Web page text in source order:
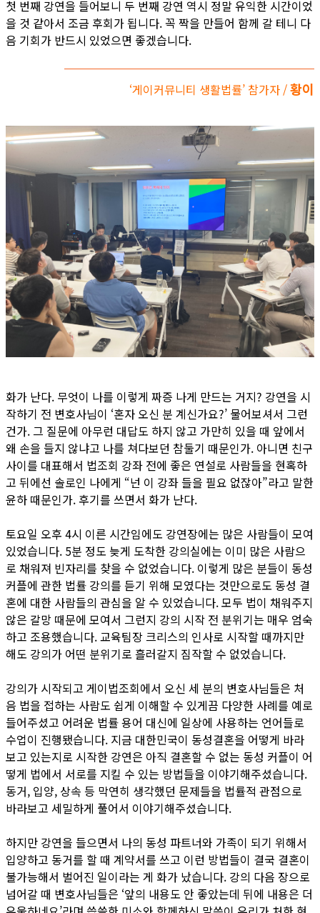
첫 번째 강연을 들어보니 두 번째 강연 역시 정말 유익한 시간이었
을 것 같아서 조금 후회가 됩니다. 꼭 짝을 만들어 함께 갈 테니 다
음 기회가 반드시 있었으면 좋겠습니다.
‘게이커뮤니티 생활법률’ 참가자 /황이
화가 난다. 무엇이 나를 이렇게 짜증 나게 만드는 거지? 강연을 시
작하기 전 변호사님이 ‘혼자 오신 분 계신가요?’ 물어보셔서 그런
건가. 그 질문에 아무런 대답도 하지 않고 가만히 있을 때 앞에서
왜 손을 들지 않냐고 나를 쳐다보던 참둘기 때문인가. 아니면 친구
사이를 대표해서 법조회 강좌 전에 좋은 연설로 사람들을 현혹하
고 뒤에선 솔로인 나에게 “넌 이 강좌 들을 필요 없잖아”라고 말한
윤하 때문인가. 후기를 쓰면서 화가 난다.
토요일 오후 4시 이른 시간임에도 강연장에는 많은 사람들이 모여
있었습니다. 5분 정도 늦게 도착한 강의실에는 이미 많은 사람으
로 채워져 빈자리를 찾을 수 없었습니다. 이렇게 많은 분들이 동성
커플에 관한 법률 강의를 듣기 위해 모였다는 것만으로도 동성 결
혼에 대한 사람들의 관심을 알 수 있었습니다. 모두 법이 채워주지
않은 갈망 때문에 모여서 그런지 강의 시작 전 분위기는 매우 엄숙
하고 조용했습니다. 교육팀장 크리스의 인사로 시작할 때까지만
해도 강의가 어떤 분위기로 흘러갈지 짐작할 수 없었습니다.
강의가 시작되고 게이법조회에서 오신 세 분의 변호사님들은 처
음 법을 접하는 사람도 쉽게 이해할 수 있게끔 다양한 사례를 예로
들어주셨고 어려운 법률 용어 대신에 일상에 사용하는 언어들로
수업이 진행됐습니다. 지금 대한민국이 동성결혼을 어떻게 바라
보고 있는지로 시작한 강연은 아직 결혼할 수 없는 동성 커플이 어
떻게 법에서 서로를 지킬 수 있는 방법들을 이야기해주셨습니다.
동거, 입양, 상속 등 막연히 생각했던 문제들을 법률적 관점으로
바라보고 세밀하게 풀어서 이야기해주셨습니다.
하지만 강연을 들으면서 나의 동성 파트너와 가족이 되기 위해서
입양하고 동거를 할 때 계약서를 쓰고 이런 방법들이 결국 결혼이
불가능해서 벌어진 일이라는 게 화가 났습니다. 강의 다음 장으로
넘어갈 때 변호사님들은 ‘앞의 내용도 안 좋았는데 뒤에 내용은 더